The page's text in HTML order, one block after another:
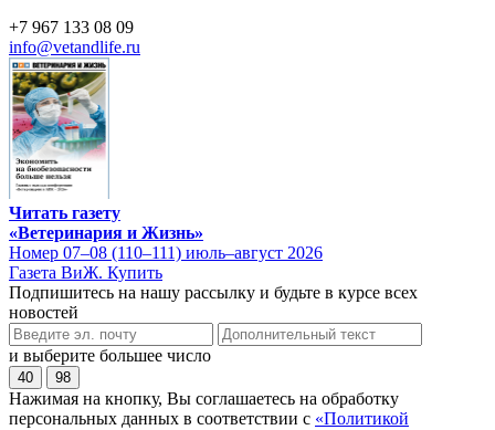
+7 967 133 08 09
info@vetandlife.ru
Читать газету
«Ветеринария и Жизнь»
Номер 07–08 (110–111) июль–август 2026
Газета ВиЖ. Купить
Подпишитесь на нашу рассылку и будьте в курсе всех
новостей
и выберите большее число
40 98
Нажимая на кнопку, Вы соглашаетесь на обработку
персональных данных в соответствии с «Политикой